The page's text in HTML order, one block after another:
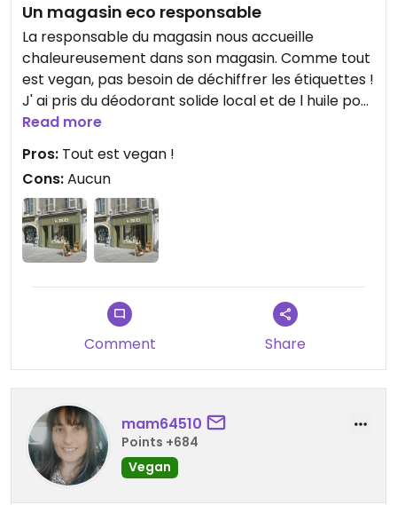
Un magasin eco responsable
La responsable du magasin nous accueille
chaleureusement dans son magasin. Comme tout
est vegan, pas besoin de déchiffrer les étiquettes !
J' ai pris du déodorant solide local et de l huile pour
le corps.
Read more
Pros: Tout est vegan !
Cons:Aucun
Comment Share
mam64510
Points +684
Vegan